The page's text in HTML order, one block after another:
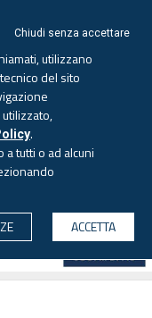
alle 6.00
Chiudi senza accettare
utilizzano
del sito
.
tutti o ad alcuni
ACCETTA